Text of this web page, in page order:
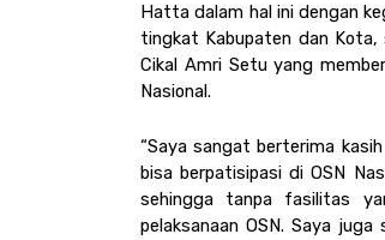
Hatta dalam hal ini dengan
tingkat Kabupaten dan Kota,
Cikal Amri Setu yang
Nasional.
“Saya sangat berterima
bisa berpatisipasi di OSN
sehingga tanpa fasilitas
pelaksanaan OSN. Saya